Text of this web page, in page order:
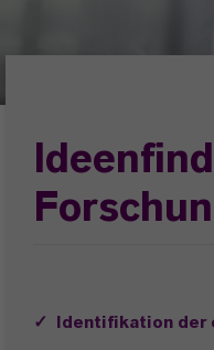
✓ Identifikation der